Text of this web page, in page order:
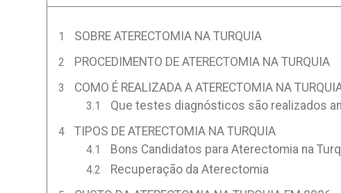
SOBRE ATERECTOMIA NA TURQUIA
PROCEDIMENTO DE ATERECTOMIA NA TURQUIA
COMO É REALIZADA A ATERECTOMIA NA
Que testes diagnósticos são realizados
TIPOS DE ATERECTOMIA NA TURQUIA
Bons Candidatos para Aterectomia na
Recuperação da Aterectomia